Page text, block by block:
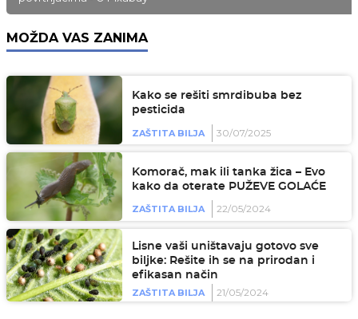
MOŽDA VAS ZANIMA
Kako se rešiti smrdibuba bez
pesticida
ZAŠTITA BILJA 30/07/2025
Komorač, mak ili tanka žica – Evo
kako da oterate PUŽEVE GOLAĆE
ZAŠTITA BILJA 22/05/2024
Lisne vaši uništavaju gotovo sve
biljke: Rešite ih se na prirodan i
efikasan način
ZAŠTITA BILJA
21/05/2024